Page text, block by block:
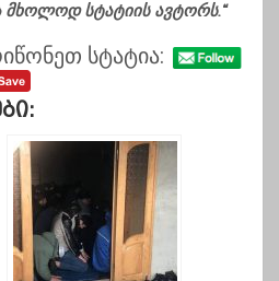
სტატიის ავტორს.“
სტატია: